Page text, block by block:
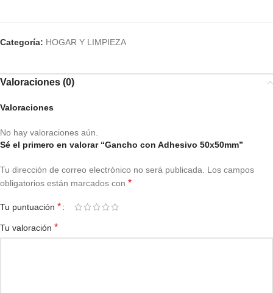
Categoría: HOGAR Y LIMPIEZA
Valoraciones (0)
Valoraciones
No hay valoraciones aún.
Sé el primero en valorar “Gancho con Adhesivo 50x50mm”
Tu dirección de correo electrónico no será publicada.
Los campos
obligatorios están marcados con *
Tu puntuación *
Tu valoración *